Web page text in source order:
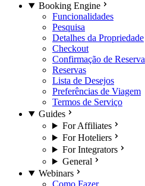
Booking Engine
Funcionalidades
Pesquisa
Detalhes da Propriedade
Checkout
Confirmação de Reserva
Reservas
Lista de Desejos
Preferências de Viagem
Termos de Serviço
Guides
For Affiliates
For Hoteliers
For Integrators
General
Webinars
Como Fazer